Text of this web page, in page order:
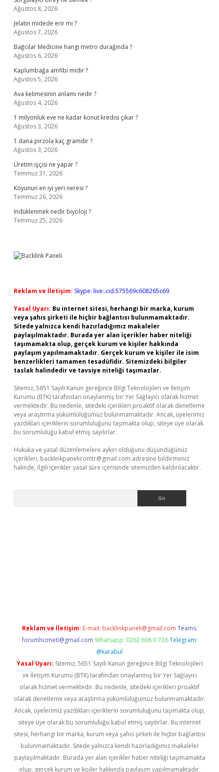
Ağustos 8, 2026
Jelatin midede erir mi ?
Ağustos 7, 2026
Bağcılar Medicine hangi metro durağında ?
Ağustos 6, 2026
Kaplumbağa amfibi midir ?
Ağustos 5, 2026
Ava kelimesinin anlamı nedir ?
Ağustos 4, 2026
1 milyonluk eve ne kadar konut kredisi çıkar ?
Ağustos 3, 2026
1 dana pirzola kaç gramdır ?
Ağustos 3, 2026
Üretim işçisi ne yapar ?
Temmuz 31, 2026
Koyunun en iyi yeri neresi ?
Temmuz 26, 2026
Indüklenmek nedir biyoloji ?
Temmuz 25, 2026
Reklam ve İletişim: Skype: live:.cid.575569c608265c69
Yasal Uyarı: Bu internet sitesi, herhangi bir marka, kurum
veya şahıs şirketi ile hiçbir bağlantısı bulunmamaktadır.
Sitede yalnızca kendi hazırladığımız makaleler
paylaşılmaktadır. Burada yer alan içerikler haber niteliği
taşımamakta olup, gerçek kurum ve kişiler hakkında
paylaşım yapılmamaktadır. Gerçek kurum ve kişiler ile isim
benzerlikleri tamamen tesadüfidir. Sitemizdeki bilgiler
taslak halindedir ve tavsiye niteliği taşımazlar.
Sitemiz, 5651 Sayılı Kanun gereğince Bilgi Teknolojileri ve İletişim
Kurumu (BTK) tarafından onaylanmış bir Yer Sağlayıcı olarak hizmet
vermektedir. Bu nedenle, sitedeki içerikleri proaktif olarak denetleme
veya araştırma yükümlülüğümüz bulunmamaktadır. Ancak, üyelerimiz
yazdıkları içeriklerin sorumluluğunu taşımakta olup, siteye üye olarak
bu sorumluluğu kabul etmiş sayılırlar.
Hukuka ve yasal düzenlemelere aykırı olduğunu düşündüğünüz
içerikleri, backlinkpanelicomtr@gmail.com adresine bildirmeniz
halinde, ilgili içerikler yasal süre içerisinde sitemizden kaldırılacaktır.
Reklam ve İletişim: E-mail: backlinkpaneli@gmail.com Teams:
forumhizmeti@gmail.com Whatsapp: 0262 606 0 726 Telegram:
@karabul
Yasal Uyarı: Sitemiz, 5651 Sayılı Kanun gereğince Bilgi Teknolojileri
ve İletişim Kurumu (BTK) tarafından onaylanmış bir Yer Sağlayıcı
olarak hizmet vermektedir. Bu nedenle, sitedeki içerikleri proaktif
olarak denetleme veya araştırma yükümlülüğümüz bulunmamaktadır.
Ancak, üyelerimiz yazdıkları içeriklerin sorumluluğunu taşımakta olup,
siteye üye olarak bu sorumluluğu kabul etmiş sayılırlar. Bu internet
sitesi, herhangi bir marka, kurum veya şahıs şirketi ile hiçbir bağlantısı
bulunmamaktadır. Sitede yalnızca kendi hazırladığımız makaleler
paylaşılmaktadır. Burada yer alan içerikler haber niteliği taşımamakta
olup, gerçek kurum ve kişiler hakkında paylaşım yapılmamaktadır.